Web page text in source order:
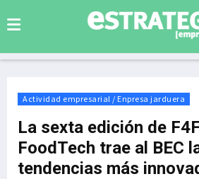
Actividad empresarial / Enpresa jarduera
La sexta edición de
FoodTech trae al BEC
tendencias más